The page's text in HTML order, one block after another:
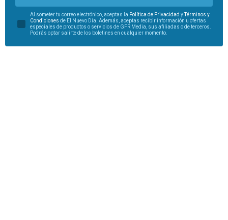
Al someter tu correo electrónico, aceptas la Política de Privacidad yTérminos y
Condiciones de El Nuevo Día. Además, aceptas recibir información u ofertas
especiales de productos o servicios de GFR Media, sus afiliadas o de terceros.
Podrás optar salirte de los boletines en cualquier momento.